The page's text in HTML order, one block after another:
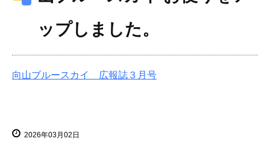
ップしました。
向山ブルースカイ 広報誌３ 月号
2026年03月02日